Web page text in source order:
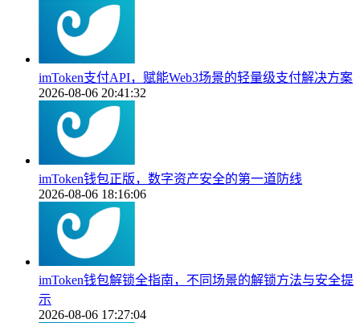
imToken支付API，赋能Web3场景的轻量级支付解决方案
2026-08-06 20:41:32
imToken钱包正版，数字资产安全的第一道防线
2026-08-06 18:16:06
imToken钱包解锁全指南，不同场景的解锁方法与安全提
示
2026-08-06 17:27:04